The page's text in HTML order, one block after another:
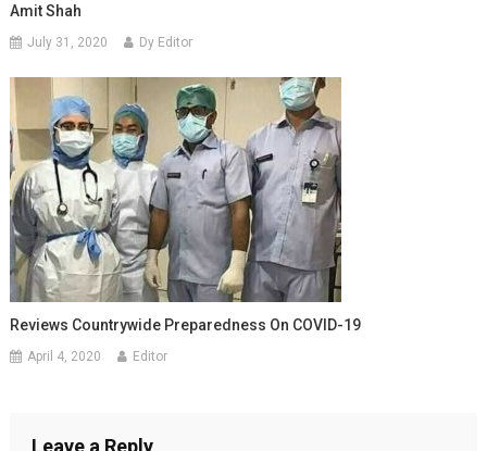
Amit Shah
July 31, 2020 Dy Editor
Reviews Countrywide Preparedness On COVID-19
April 4, 2020 Editor
Leave a Reply